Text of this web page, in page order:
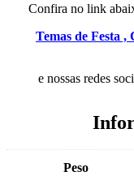
Confira no link
Temas de Festa ,
e nossas redes
Peso